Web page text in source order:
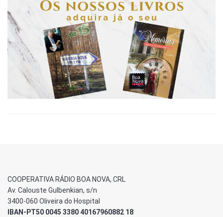
COOPERATIVA RÁDIO BOA NOVA, CRL
Av. Calouste Gulbenkian, s/n
3400-060 Oliveira do Hospital
IBAN-PT50 0045 3380 40167960882 18